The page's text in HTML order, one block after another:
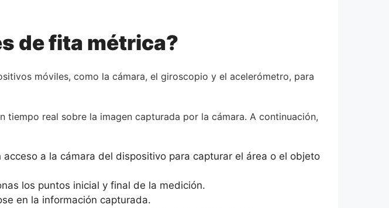
de fita métrica?
móviles, como la cámara, el giroscopio y el acelerómetro, para
tiempo real sobre la imagen capturada por la cámara. A continuación,
a la cámara del dispositivo para capturar el área o el objeto
los puntos inicial y final de la medición.
en la información capturada.